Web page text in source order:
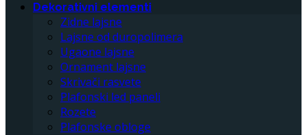
Dekorativni elementi
Zidne lajsne
Lajsne od duropolimera
Ugaone lajsne
Ornament lajsne
Skrivači rasvete
Plafonski led paneli
Rozete
Plafonske obloge